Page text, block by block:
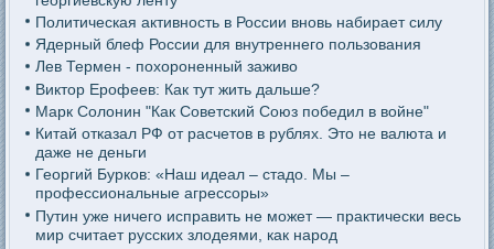
Политическая активность в России вновь набирает силу
Ядерный блеф России для внутреннего пользования
Лев Термен - похороненный заживо
Виктор Ерофеев: Как тут жить дальше?
Марк Солонин "Как Советский Союз победил в войне"
Китай отказал РФ от расчетов в рублях. Это не валюта и
даже не деньги
Георгий Бурков: «Наш идеал – стадо. Мы –
профессиональные агрессоры»
Путин уже ничего исправить не может — практически весь
мир считает русских злодеями, как народ